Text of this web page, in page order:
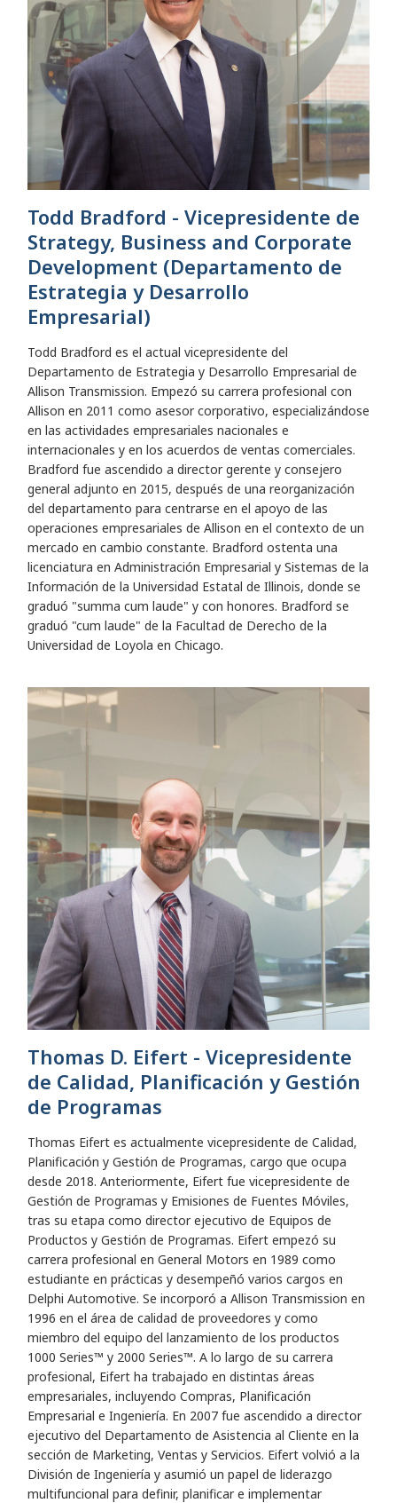
Todd Bradford - Vicepresidente de
Strategy, Business and Corporate
Development (Departamento de
Estrategia y Desarrollo
Empresarial)
Todd Bradford es el actual vicepresidente del
Departamento de Estrategia y Desarrollo Empresarial de
Allison Transmission. Empezó su carrera profesional con
Allison en 2011 como asesor corporativo, especializándose
en las actividades empresariales nacionales e
internacionales y en los acuerdos de ventas comerciales.
Bradford fue ascendido a director gerente y consejero
general adjunto en 2015, después de una reorganización
del departamento para centrarse en el apoyo de las
operaciones empresariales de Allison en el contexto de un
mercado en cambio constante. Bradford ostenta una
licenciatura en Administración Empresarial y Sistemas de la
Información de la Universidad Estatal de Illinois, donde se
graduó "summa cum laude" y con honores. Bradford se
graduó "cum laude" de la Facultad de Derecho de la
Universidad de Loyola en Chicago.
Thomas D. Eifert - Vicepresidente
de Calidad, Planificación y Gestión
de Programas
Thomas Eifert es actualmente vicepresidente de Calidad,
Planificación y Gestión de Programas, cargo que ocupa
desde 2018. Anteriormente, Eifert fue vicepresidente de
Gestión de Programas y Emisiones de Fuentes Móviles,
tras su etapa como director ejecutivo de Equipos de
Productos y Gestión de Programas. Eifert empezó su
carrera profesional en General Motors en 1989 como
estudiante en prácticas y desempeñó varios cargos en
Delphi Automotive. Se incorporó a Allison Transmission en
1996 en el área de calidad de proveedores y como
miembro del equipo del lanzamiento de los productos
1000 Series™ y 2000 Series™. A lo largo de su carrera
profesional, Eifert ha trabajado en distintas áreas
empresariales, incluyendo Compras, Planificación
Empresarial e Ingeniería. En 2007 fue ascendido a director
ejecutivo del Departamento de Asistencia al Cliente en la
sección de Marketing, Ventas y Servicios. Eifert volvió a la
División de Ingeniería y asumió un papel de liderazgo
multifuncional para definir, planificar e implementar